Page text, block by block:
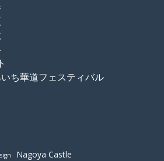
ち華道フェスティバル
Nagoya Castle